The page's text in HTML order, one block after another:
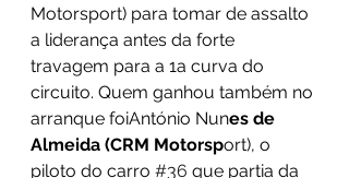
Motorsport) para tomar de assalto
a liderança antes da forte
travagem para a 1a curva do
circuito. Quem ganhou também no
arranque foiAntónio Nunes de
Almeida (CRM Motorsport), o
piloto do carro #36 que partia da